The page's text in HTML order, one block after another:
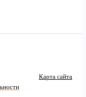
Карта сайта